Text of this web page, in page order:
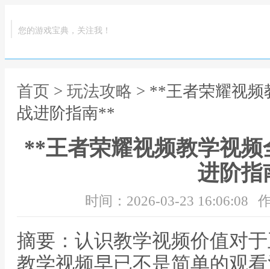
您的游戏宝典，关注我！
首页 > 玩法攻略 > **王者荣耀视频
战进阶指南**
**王者荣耀视频教学视
进阶
时间：2026-03-23 16:06:08
摘要：认识教学视频价值对
教学视频早已不是简单的观